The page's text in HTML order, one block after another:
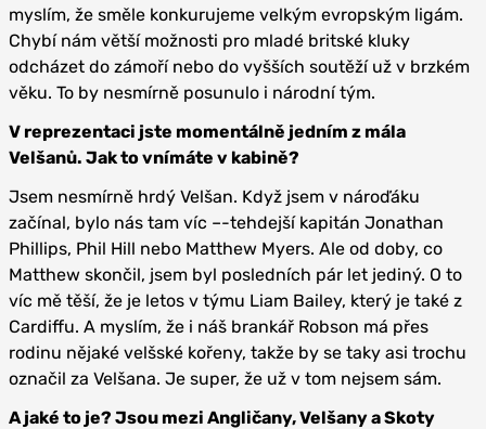
myslím, že směle konkurujeme velkým evropským ligám.
Chybí nám větší možnosti pro mladé britské kluky
odcházet do zámoří nebo do vyšších soutěží už v brzkém
věku. To by nesmírně posunulo i národní tým.
V reprezentaci jste momentálně jedním z mála
Velšanů. Jak to vnímáte v kabině?
Jsem nesmírně hrdý Velšan. Když jsem v nároďáku
začínal, bylo nás tam víc –-tehdejší kapitán Jonathan
Phillips, Phil Hill nebo Matthew Myers. Ale od doby, co
Matthew skončil, jsem byl posledních pár let jediný. O to
víc mě těší, že je letos v týmu Liam Bailey, který je také z
Cardiffu. A myslím, že i náš brankář Robson má přes
rodinu nějaké velšské kořeny, takže by se taky asi trochu
označil za Velšana. Je super, že už v tom nejsem sám.
A jaké to je? Jsou mezi Angličany, Velšany a Skoty